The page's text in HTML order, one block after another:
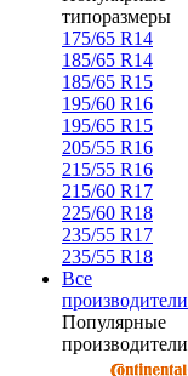
типоразмеры
175/65 R14
185/65 R14
185/65 R15
195/60 R16
195/65 R15
205/55 R16
215/55 R16
215/60 R17
225/60 R18
235/55 R17
235/55 R18
Все
производители
Популярные
производители